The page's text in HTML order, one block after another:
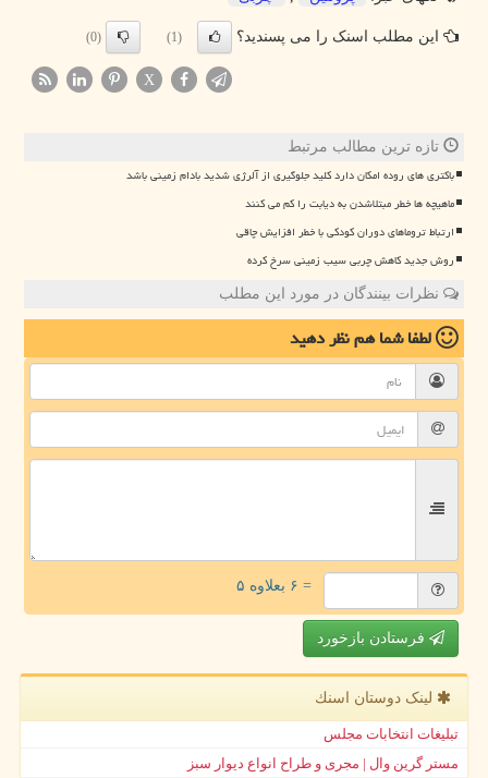
این مطلب اسنک را می پسندید؟ (1)
(0)
X
تازه ترین مطالب مرتبط
باکتری های روده امکان دارد کلید جلوگیری از آلرژی شدید بادام زمینی باشد
ماهیچه ها خطر مبتلاشدن به دیابت را کم می کنند
ارتباط تروماهای دوران کودکی با خطر افزایش چاقی
روش جدید کاهش چربی سیب زمینی سرخ کرده
نظرات بینندگان در مورد این مطلب
لطفا شما همنظر دهید
= ۶ بعلاوه ۵
فرستادن بازخورد
لینک دوستان اسنك
تبلیغات انتخابات مجلس
مستر گرین وال | مجری و طراح انواع دیوار سبز